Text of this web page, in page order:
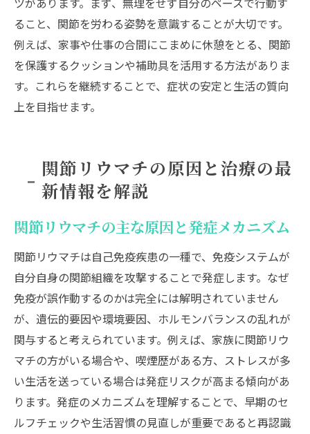
ること、関節を労わる姿勢を意識することが大切です。
例えば、家事や仕事の合間にこまめに休憩をとる、関節
を保護するクッションや補助具を活用する方法がありま
す。これらを継続することで、症状の安定と生活の質向
上を目指せます。
関節リウマチの原因と治療の最
新情報を解説
関節リウマチの主な原因と発症メカニズム
関節リウマチは自己免疫疾患の一種で、免疫システムが
自分自身の関節組織を攻撃することで発症します。なぜ
免疫が誤作動するのかは完全には解明されていません
が、遺伝的要因や環境要因、ホルモンバランスの乱れが
関与すると考えられています。例えば、家族に関節リウ
マチの方がいる場合や、喫煙歴がある方、ストレスが多
い生活を送っている場合は発症リスクが高まる傾向があ
ります。発症のメカニズムを理解することで、早期のセ
ルフチェックや生活習慣の見直しが重要であると再認識